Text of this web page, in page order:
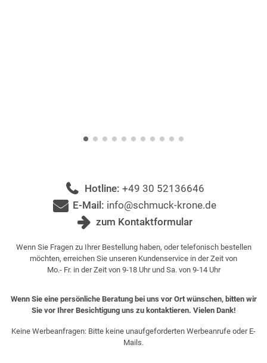
Hotline: +49 30 52136646
E-Mail: info@schmuck-krone.de
zum Kontaktformular
Wenn Sie Fragen zu Ihrer Bestellung haben, oder telefonisch bestellen
möchten, erreichen Sie unseren Kundenservice in der Zeit von
Mo.- Fr. in der Zeit von 9-18 Uhr und Sa. von 9-14 Uhr
Wenn Sie eine persönliche Beratung bei uns vor Ort wünschen, bitten wir
Sie vor Ihrer Besichtigung uns zu kontaktieren. Vielen Dank!
Keine Werbeanfragen: Bitte keine unaufgeforderten Werbeanrufe oder E-
Mails.